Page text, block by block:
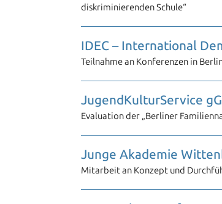
diskriminierenden Schule“
IDEC – International
Teilnahme an Konferenzen in
JugendKulturService
Evaluation der „Berliner
Junge Akademie
Mitarbeit an Konzept und